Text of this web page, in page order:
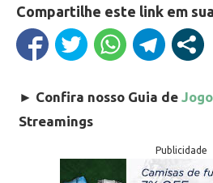
Compartilhe este link em
► Confira nosso Guia de
Streamings
Publicidade